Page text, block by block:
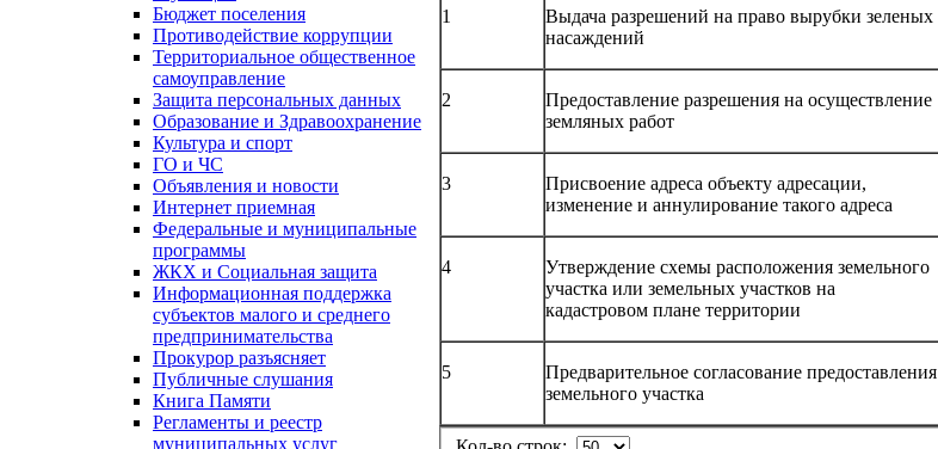
Бюджет поселения
Противодействие коррупции
Территориальное общественное
самоуправление
Защита персональных данных
Образование и Здравоохранение
Культура и спорт
ГО и ЧС
Объявления и новости
Интернет приемная
Федеральные и муниципальные
программы
ЖКХ и Социальная защита
Информационная поддержка
субъектов малого и среднего
предпринимательства
Прокурор разъясняет
Публичные слушания
Книга Памяти
Регламенты и реестр
муниципальных услуг
1
Выдача разрешений на право вырубки зеленых
насаждений
2
Предоставление разрешения на осуществление
земляных работ
3
Присвоение адреса объекту адресации,
изменение и аннулирование такого адреса
4
Утверждение схемы расположения земельного
участка или земельных участков на
кадастровом плане территории
5
Предварительное согласование предоставления
земельного участка